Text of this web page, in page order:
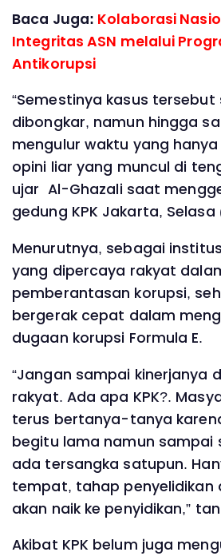
Baca Juga: Kolaborasi
Integritas ASN melalui
Antikorupsi
“Semestinya kasus tersebut
dibongkar, namun hingga
mengulur waktu yang
opini liar yang muncul di
ujar Al-Ghazali saat
gedung KPK Jakarta, Selasa
Menurutnya, sebagai
yang dipercaya rakyat
pemberantasan korupsi,
bergerak cepat dalam
dugaan korupsi Formula E.
“Jangan sampai kinerjanya
rakyat. Ada apa KPK?.
terus bertanya-tanya
begitu lama namun sampai
ada tersangka satupun.
tempat, tahap penyelidikan
akan naik ke penyidikan,”
Akibat KPK belum juga